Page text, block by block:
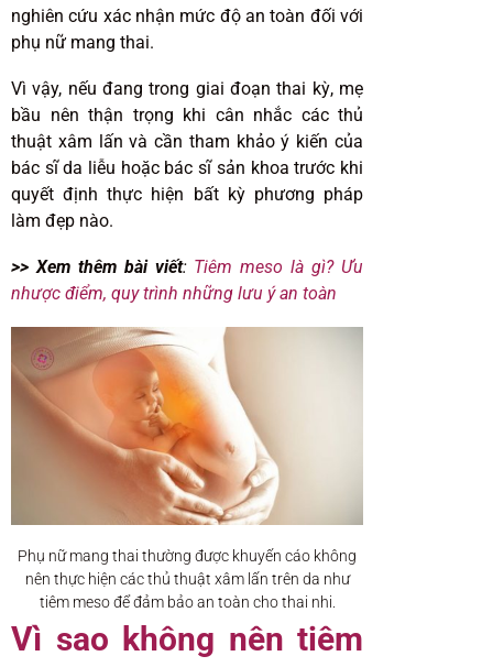
nghiên cứu xác nhận mức độ an toàn đối với
phụ nữ mang thai.
Vì vậy, nếu đang trong giai đoạn thai kỳ, mẹ
bầu nên thận trọng khi cân nhắc các thủ
thuật xâm lấn và cần tham khảo ý kiến của
bác sĩ da liễu hoặc bác sĩ sản khoa trước khi
quyết định thực hiện bất kỳ phương pháp
làm đẹp nào.
>> Xem thêm bài viết: Tiêm meso là gì? Ưu
nhược điểm, quy trình những lưu ý an toàn
Phụ nữ mang thai thường được khuyến cáo không
nên thực hiện các thủ thuật xâm lấn trên da như
tiêm meso để đảm bảo an toàn cho thai nhi.
Vì sao không nên tiêm